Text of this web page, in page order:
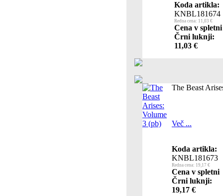
Koda artikla:
KNBL181674
Redna cena: 11,03 €
Cena v spletni
Črni luknji:
11,03 €
The Beast
Več ...
Koda artikla:
KNBL181673
Redna cena: 19,17 €
Cena v spletni
Črni luknji:
19,17 €